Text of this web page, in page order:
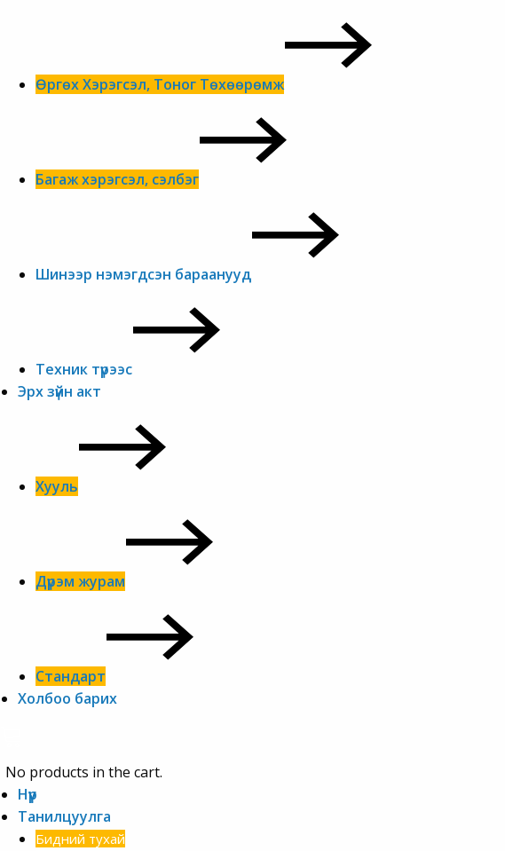
Өргөх Хэрэгсэл, Тоног Төхөөрөмж
Багаж хэрэгсэл, сэлбэг
Шинээр нэмэгдсэн бараанууд
Техник түрээс
Эрх зүйн акт
Хууль
Дүрэм журам
Стандарт
Холбоо барих
No products in the cart.
Нүүр
Танилцуулга
Бидний тухай